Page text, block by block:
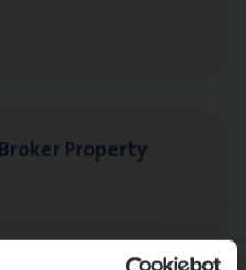
Property